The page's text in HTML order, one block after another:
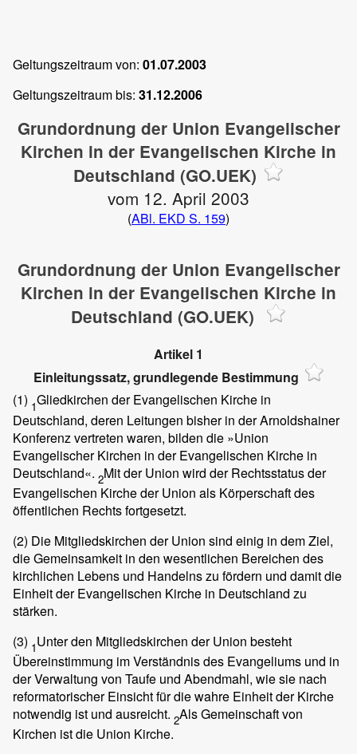
Geltungszeitraum von: 01.07.2003
Geltungszeitraum bis: 31.12.2006
Grundordnung der Union Evangelischer
Kirchen in der Evangelischen Kirche in
Deutschland (GO.UEK)
vom 12. April 2003
(ABl. EKD S. 159)
Grundordnung der Union Evangelischer
Kirchen in der Evangelischen Kirche in
Deutschland (GO.UEK)
Artikel 1
Einleitungssatz, grundlegende Bestimmung
(1) 1Gliedkirchen der Evangelischen Kirche in
Deutschland, deren Leitungen bisher in der Arnoldshainer
Konferenz vertreten waren, bilden die »Union
Evangelischer Kirchen in der Evangelischen Kirche in
Deutschland«. 2Mit der Union wird der Rechtsstatus der
Evangelischen Kirche der Union als Körperschaft des
öffentlichen Rechts fortgesetzt.
(2) Die Mitgliedskirchen der Union sind einig in dem Ziel,
die Gemeinsamkeit in den wesentlichen Bereichen des
kirchlichen Lebens und Handelns zu fördern und damit die
Einheit der Evangelischen Kirche in Deutschland zu
stärken.
(3) 1Unter den Mitgliedskirchen der Union besteht
Übereinstimmung im Verständnis des Evangeliums und in
der Verwaltung von Taufe und Abendmahl, wie sie nach
reformatorischer Einsicht für die wahre Einheit der Kirche
notwendig ist und ausreicht. 2Als Gemeinschaft von
Kirchen ist die Union Kirche.